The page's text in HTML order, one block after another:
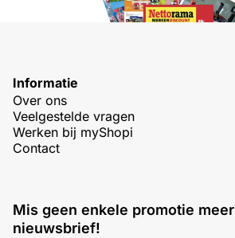
Informatie
Over ons
Veelgestelde vragen
Werken bij myShopi
Contact
Mis geen enkele promotie
nieuwsbrief!